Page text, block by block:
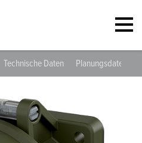
Technische Daten Planungsdaten &